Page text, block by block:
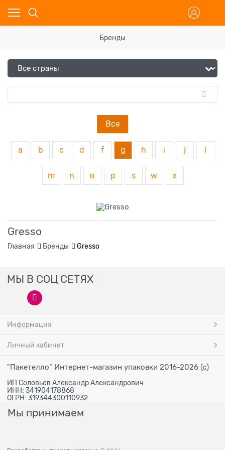
Бренды
Все
a b c d f g h i j
m n o p s w x
Gresso
Главная Бренды Gresso
МЫ В СОЦ СЕТЯХ
Информация
Личный кабинет
"Пакетелло" Интернет-магазин упаковки 2016-2026 (с)
ИП Соловьев Александр Александрович
ИНН: 341904178868
ОГРН: 319344300110932
Мы принимаем